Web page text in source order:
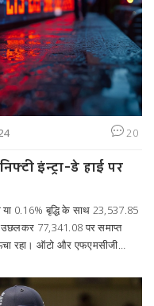
20
इंन्ट्रा-डे हाई पर
0.16% बृद्धि के साथ 23,537.85
77,341.08 पर समाप्त
रहा। ऑटो और एफएमसीजी